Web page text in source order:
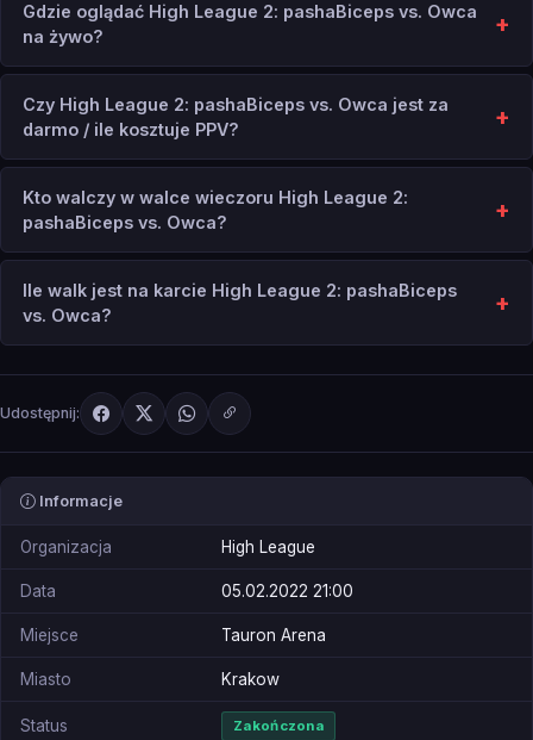
Gdzie oglądać High League 2: pashaBiceps vs. Owca
na żywo?
Czy High League 2: pashaBiceps vs. Owca jest za
darmo / ile kosztuje PPV?
Kto walczy w walce wieczoru High League 2:
pashaBiceps vs. Owca?
Ile walk jest na karcie High League 2: pashaBiceps
vs. Owca?
Udostępnij:
Informacje
Organizacja High League
Data 05.02.2022 21:00
Miejsce Tauron Arena
Miasto Krakow
Status Zakończona